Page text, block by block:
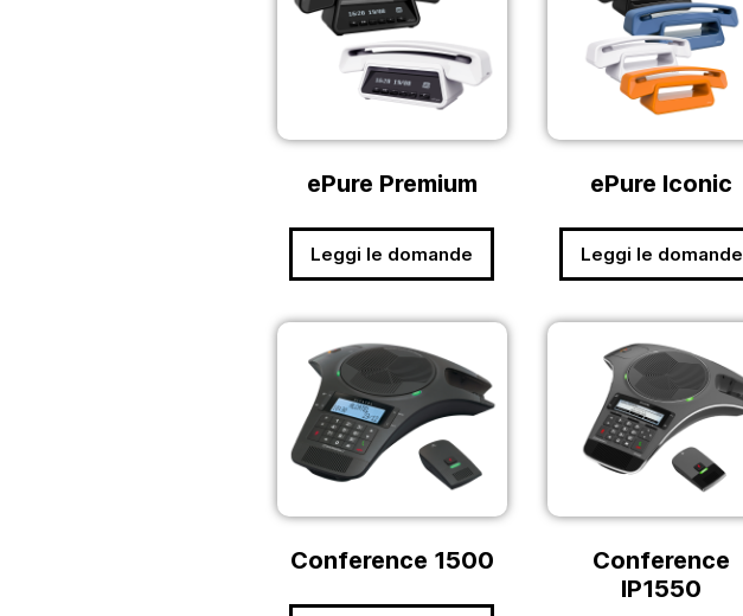
ePure Premium
Leggi le domande
ePure Iconic
Leggi le domande
Conference 1500
Conference
IP1550